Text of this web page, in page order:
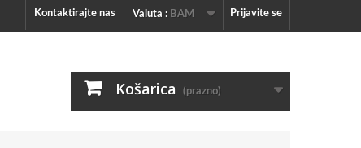
Prijavite se
Valuta : BAM
Kontaktirajte nas
Košarica (prazno)